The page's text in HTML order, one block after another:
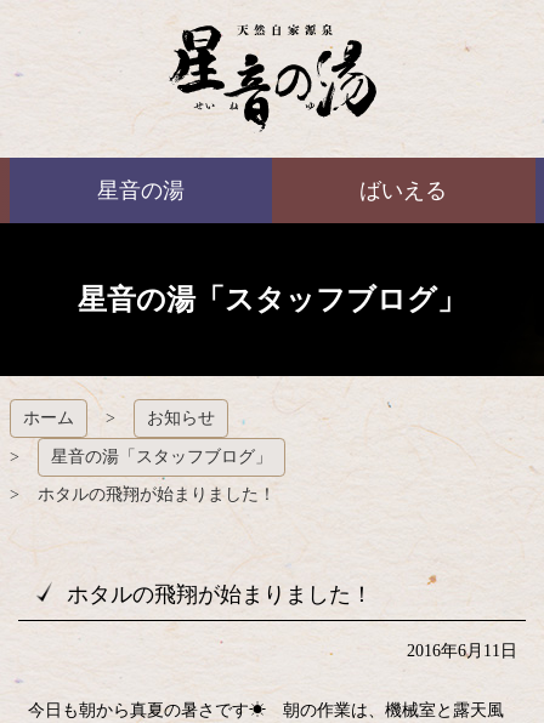
ばいえる
星音の湯 ばいえる
星音の湯「スタッフブログ」
ホーム お知らせ
星音の湯「スタッフブログ」
ホタルの飛翔が始まりました！
ホタルの飛翔が始まりました！
2016年6月11日
今日も朝から真夏の暑さです☀ 朝の作業は、機械室と露天風